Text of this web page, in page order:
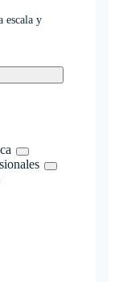
escala y